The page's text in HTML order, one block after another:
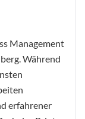
Management
Während
erfahrener